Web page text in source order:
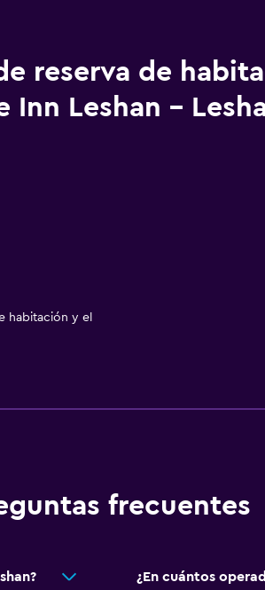
Aire acondicionado
reserva de
Inn Leshan -
habitación y el
frecuentes
¿En cuántos